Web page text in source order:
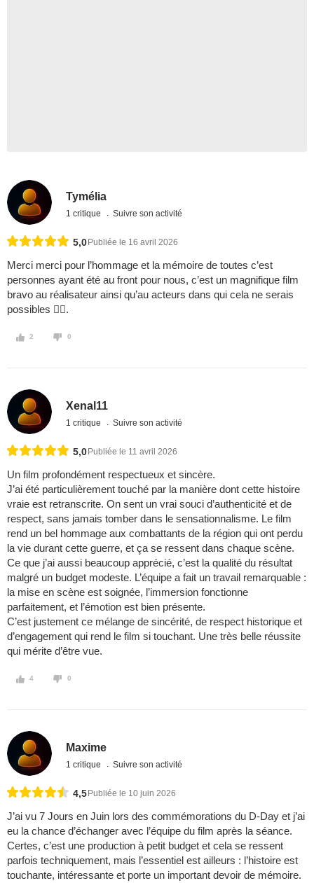
Tymélia
1 critique Suivre son activité
5,0 Publiée le 16 avril 2026
Merci merci pour l’hommage et la mémoire de toutes c’est
personnes ayant été au front pour nous, c’est un magnifique film
bravo au réalisateur ainsi qu’au acteurs dans qui cela ne serais
possibles .
2 0
Xenal11
1 critique Suivre son activité
5,0 Publiée le 11 avril 2026
Un film profondément respectueux et sincère.
J’ai été particulièrement touché par la manière dont cette histoire
vraie est retranscrite. On sent un vrai souci d’authenticité et de
respect, sans jamais tomber dans le sensationnalisme. Le film
rend un bel hommage aux combattants de la région qui ont perdu
la vie durant cette guerre, et ça se ressent dans chaque scène.
Ce que j’ai aussi beaucoup apprécié, c’est la qualité du résultat
malgré un budget modeste. L’équipe a fait un travail remarquable :
la mise en scène est soignée, l’immersion fonctionne
parfaitement, et l’émotion est bien présente.
C’est justement ce mélange de sincérité, de respect historique et
d’engagement qui rend le film si touchant. Une très belle réussite
qui mérite d’être vue.
4 0
Maxime
1 critique Suivre son activité
4,5 Publiée le 10 juin 2026
J’ai vu 7 Jours en Juin lors des commémorations du D-Day et j’ai
eu la chance d’échanger avec l’équipe du film après la séance.
Certes, c’est une production à petit budget et cela se ressent
parfois techniquement, mais l’essentiel est ailleurs : l’histoire est
touchante, intéressante et porte un important devoir de mémoire.